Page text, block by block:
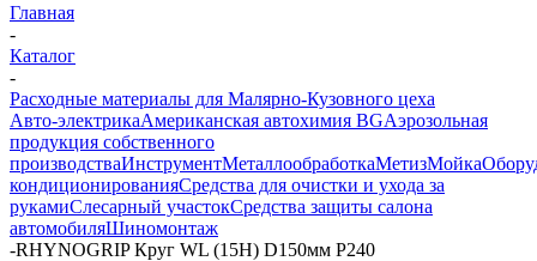
Главная
-
Каталог
-
Расходные материалы для Малярно-Кузовного цеха
Авто-электрикаАмериканская автохимия BGАэрозольная
продукция собственного
производстваИнструментМеталлообработкаМетизМойка
кондиционированияСредства для очистки и ухода за
рукамиСлесарный участокСредства защиты салона
автомобиляШиномонтаж
-RHYNOGRIP Круг WL (15H) D150мм Р240